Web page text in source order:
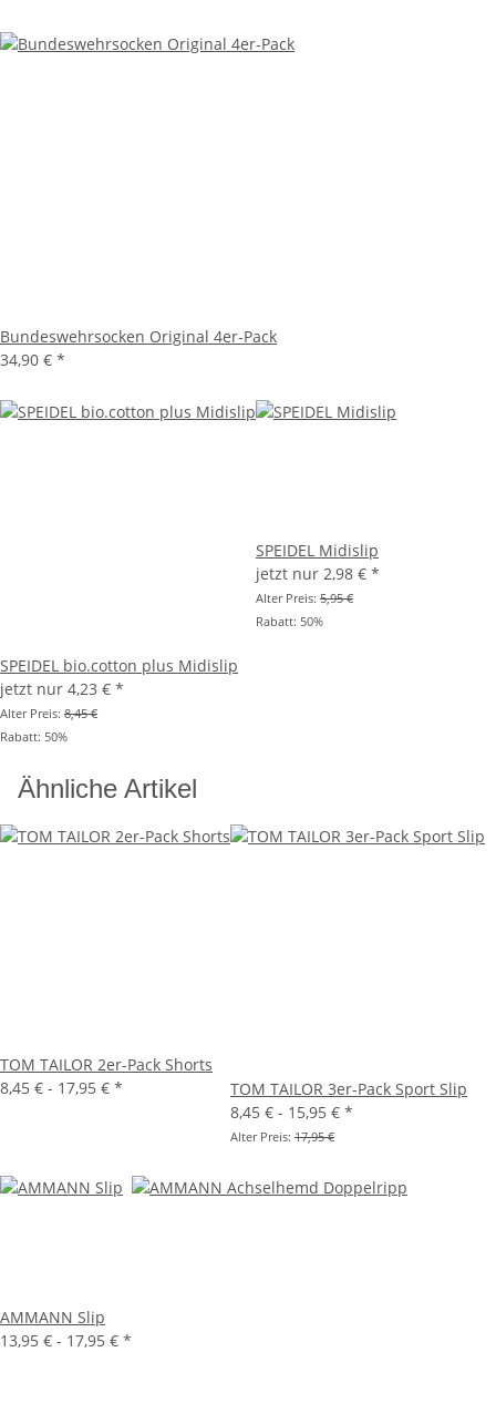
Bundeswehrsocken Original 4er-Pack
34,90 € *
SPEIDEL bio.cotton plus Midislip
jetzt nur 4,23 € *
Alter Preis: 8,45 €
Rabatt: 50%
SPEIDEL Midislip
jetzt nur 2,98 € *
Alter Preis: 5,95 €
Rabatt: 50%
Ähnliche Artikel
TOM TAILOR 2er-Pack Shorts
8,45 € - 17,95 € *
TOM TAILOR 3er-Pack Sport Slip
8,45 € - 15,95 € *
Alter Preis: 17,95 €
AMMANN Slip
13,95 € - 17,95 € *